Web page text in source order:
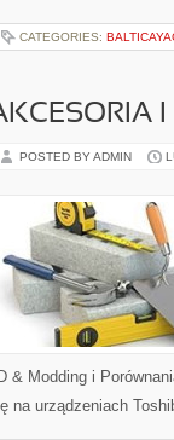
CATEGORIES:
I
POSTED BY ADMIN
& Modding i
na urządzeniach